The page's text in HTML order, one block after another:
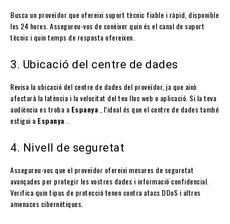
Busca un proveïdor que ofereixi suport tècnic fiable i ràpid, disponible
les 24 hores. Assegureu-vos de conèixer quin és el canal de suport
tècnic i quin temps de resposta ofereixen.
3. Ubicació del centre de dades
Revisa la ubicació del centre de dades del proveïdor, ja que això
afectarà la latència i la velocitat del teu lloc web o aplicació. Si la teva
audiència es troba a Espanya , l’ideal és que el centre de dades també
estigui a Espanya .
4. Nivell de seguretat
Assegureu-vos que el proveïdor ofereixi mesures de seguretat
avançades per protegir les vostres dades i informació confidencial.
Verifica quin tipus de protecció tenen contra atacs DDoS i altres
amenaces cibernètiques.